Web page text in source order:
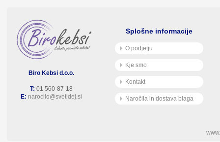
Biro Kebsi d.o.o.
T: 01 560-87-18
E: narocilo@svetidej.si
Splošne informacije
O podjetju
Kje smo
Kontakt
Naročila in dostava blaga